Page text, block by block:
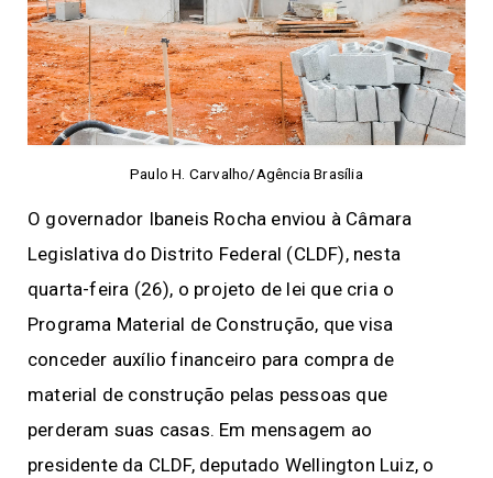
Paulo H. Carvalho/Agência Brasília
O governador Ibaneis Rocha enviou à Câmara
Legislativa do Distrito Federal (CLDF), nesta
quarta-feira (26), o projeto de lei que cria o
Programa Material de Construção, que visa
conceder auxílio financeiro para compra de
material de construção pelas pessoas que
perderam suas casas. Em mensagem ao
presidente da CLDF, deputado Wellington Luiz, o